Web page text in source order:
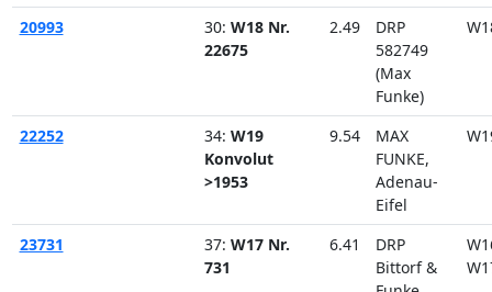
20993 30: W18 Nr.
22675
2.49
DRP
582749
(Max
Funke)
22252 34: W19
Konvolut
>1953
9.54
MAX
FUNKE,
Adenau-
Eifel
23731 37: W17 Nr.
731
6.41
DRP
Bittorf &